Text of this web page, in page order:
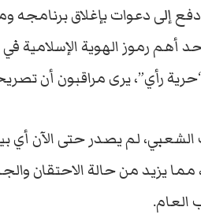
إلى دعوات بإغلاق برنامجه
أهم رموز الهوية الإسلامية
رأي”، يرى مراقبون أن
لم يصدر حتى الآن أي
يزيد من حالة الاحتقان
العام.